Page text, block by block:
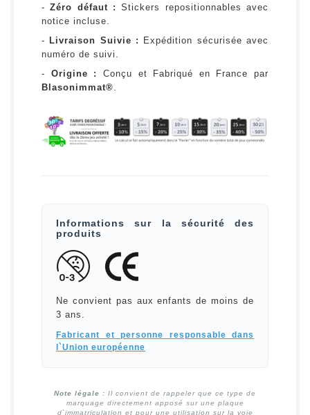
-Zéro défaut : Stickers repositionnables avec
notice incluse.
-
Livraison Suivie :
Expédition sécurisée avec
numéro de suivi.
- Origine :
Conçu et Fabriqué en France par
Blasonimmat®
Informations sur la sécurité des
produits
Ne convient pas aux enfants de moins de
3 ans.
Fabricant et personne responsable dans
l`Union européenne
Note légale : Il convient de rappeler que ce type de
marquage directement apposé sur une plaque
d`immatriculation et pour une utilisation sur la voie